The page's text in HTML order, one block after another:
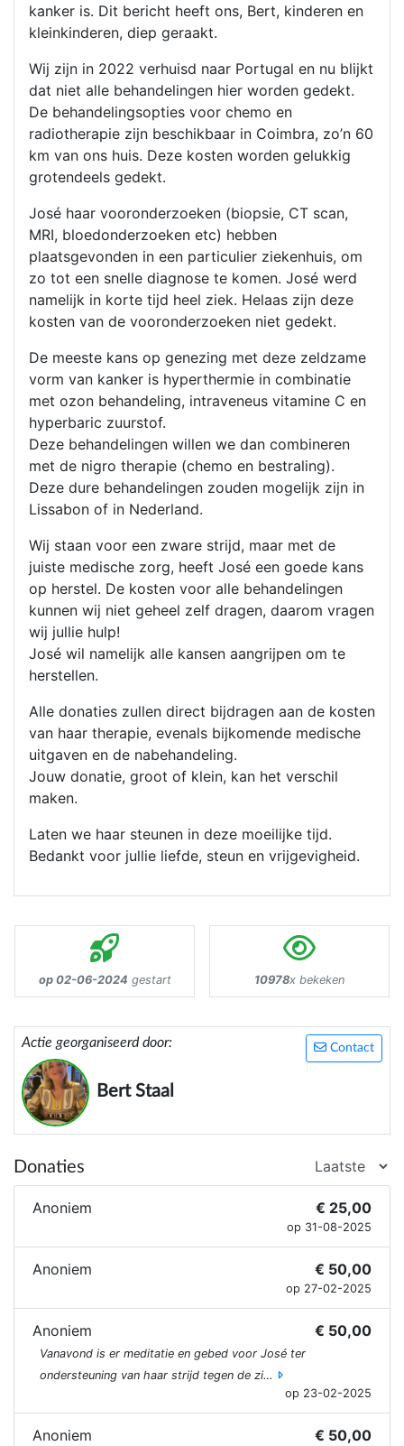
kanker is. Dit bericht heeft ons, Bert, kinderen en
kleinkinderen, diep geraakt.
Wij zijn in 2022 verhuisd naar Portugal en nu blijkt
dat niet alle behandelingen hier worden gedekt.
De behandelingsopties voor chemo en
radiotherapie zijn beschikbaar in Coimbra, zo’n 60
km van ons huis. Deze kosten worden gelukkig
grotendeels gedekt.
José haar vooronderzoeken (biopsie, CT scan,
MRI, bloedonderzoeken etc) hebben
plaatsgevonden in een particulier ziekenhuis, om
zo tot een snelle diagnose te komen. José werd
namelijk in korte tijd heel ziek. Helaas zijn deze
kosten van de vooronderzoeken niet gedekt.
De meeste kans op genezing met deze zeldzame
vorm van kanker is hyperthermie in combinatie
met ozon behandeling, intraveneus vitamine C en
hyperbaric zuurstof.
Deze behandelingen willen we dan combineren
met de nigro therapie (chemo en bestraling).
Deze dure behandelingen zouden mogelijk zijn in
Lissabon of in Nederland.
Wij staan voor een zware strijd, maar met de
juiste medische zorg, heeft José een goede kans
op herstel. De kosten voor alle behandelingen
kunnen wij niet geheel zelf dragen, daarom vragen
wij jullie hulp!
José wil namelijk alle kansen aangrijpen om te
herstellen.
Alle donaties zullen direct bijdragen aan de kosten
van haar therapie, evenals bijkomende medische
uitgaven en de nabehandeling.
Jouw donatie, groot of klein, kan het verschil
maken.
Laten we haar steunen in deze moeilijke tijd.
Bedankt voor jullie liefde, steun en vrijgevigheid.
op 02-06-2024 gestart 10978x bekeken
Contact
Actie georganiseerd door:
Bert Staal
Donaties
Anoniem € 25,00
op 31-08-2025
Anoniem € 50,00
op 27-02-2025
Anoniem € 50,00
Vanavond is er meditatie en gebed voor José ter
ondersteuning van haar strijd tegen de zi…
op 23-02-2025
Anoniem € 50,00